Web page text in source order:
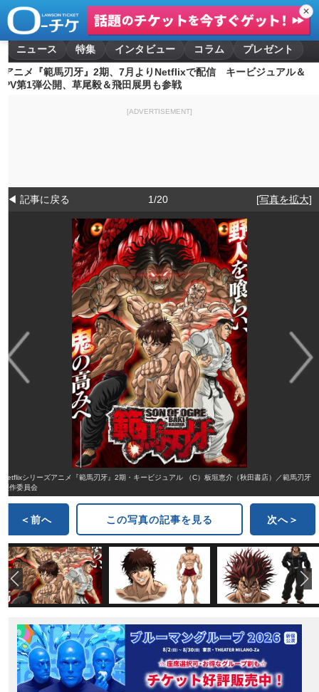
✕
ニュース 特集 インタビュー コラム
プレゼント
アニメ『範馬刃牙』2期、7月よりNetflixで配信 キービジュアル＆
PV第1弾公開、草尾毅＆飛田展男も参戦
[ADVERTISEMENT]
◀ 記事に戻る 1/20 [写真を拡大]
Netflixシリーズアニメ『範馬刃牙』2期・キービジュアル （C）板垣恵介（秋田書店）／範馬刃牙
製作委員会
＜前へ この写真の記事を見る 次へ＞